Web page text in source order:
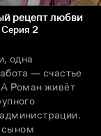
рецепт любви
2
одна
— счастье
Роман живёт
сыном